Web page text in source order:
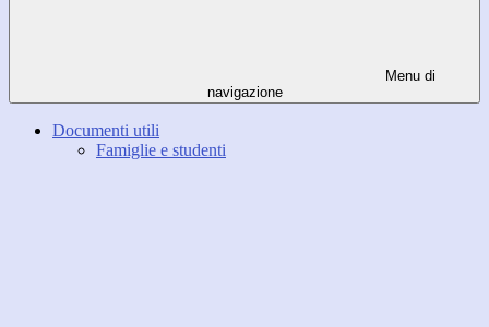
Menu di
navigazione
Documenti utili
Famiglie e studenti